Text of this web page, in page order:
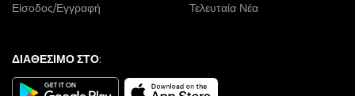
Είσοδος/Εγγραφή
Τελευταία Νέα
ΔΙΑΘΕΣΙΜΟ ΣΤΟ: